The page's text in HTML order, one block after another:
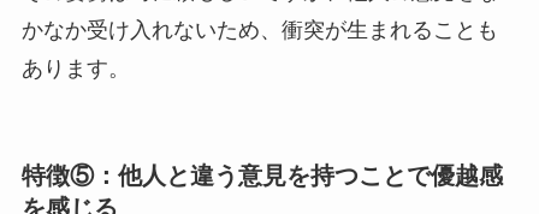
かなか受け入れないため、衝突が生まれることも
あります。
特徴⑤：他人と違う意見を持つことで優越感
を感じる